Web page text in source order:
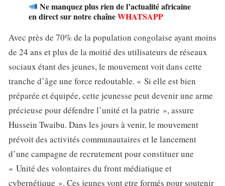
Ne manquez plus rien de l’actualité africaine
en direct sur notre chaîneWHATSAPP
Avec près de 70% de la population congolaise ayant moins
de 24 ans et plus de la moitié des utilisateurs de réseaux
sociaux étant des jeunes, le mouvement voit dans cette
tranche d’âge une force redoutable. « Si elle est bien
préparée et équipée, cette jeunesse peut devenir une arme
précieuse pour défendre l’unité et la patrie », assure
Hussein Twaibu. Dans les jours à venir, le mouvement
prévoit des activités communautaires et le lancement
d’une campagne de recrutement pour constituer une
« Unité des volontaires du front médiatique et
cybernétique ». Ces jeunes vont etre formés pour soutenir